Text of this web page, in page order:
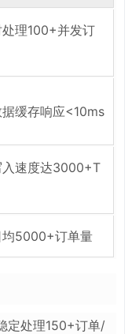
理100+并发订
缓存响应<10ms
入速度达3000+T
均5000+订单量
定处理150+订单/